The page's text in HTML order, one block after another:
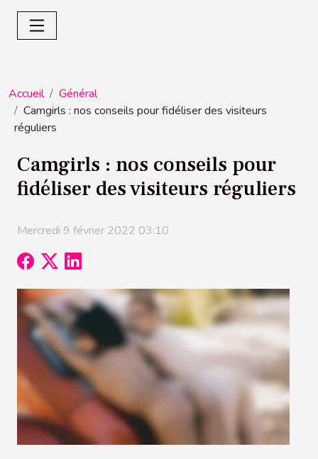
Accueil
Général
Camgirls : nos conseils pour fidéliser des visiteurs
réguliers
Camgirls : nos conseils pour
fidéliser des visiteurs réguliers
Mercredi 9 février 2022 03:10